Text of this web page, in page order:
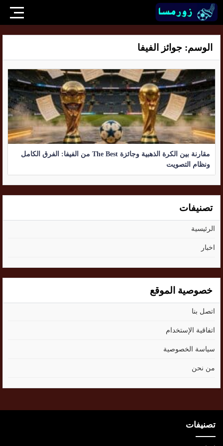
الوسم: جوائز الفيفا
مقارنة بين الكرة الذهبية وجائزة The Best من الفيفا: الفرق الكامل
ونظام التصويت
تصنيفات
الرئيسية
اخبار
خصوصية الموقع
اتصل بنا
اتفاقية الإستخدام
سياسة الخصوصية
من نحن
تصنيفات